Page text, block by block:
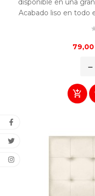
disponible en una
Acabado liso en todo
remove
